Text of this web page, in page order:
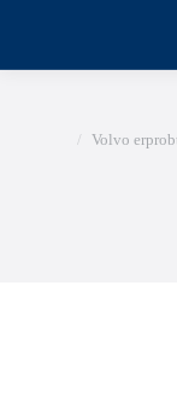
Sie befinden sich
Volvo